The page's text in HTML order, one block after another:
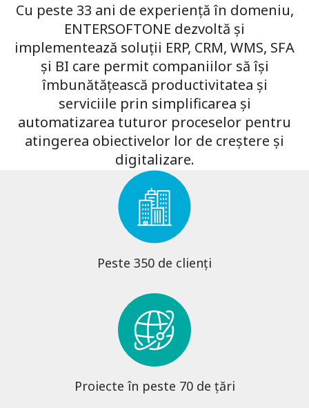
Cu peste 33 ani de experienţă în domeniu,
ENTERSOFTONE dezvoltă și
implementează soluții ERP, CRM, WMS, SFA
și BI care permit companiilor să își
îmbunătățească productivitatea și
serviciile prin simplificarea și
automatizarea tuturor proceselor pentru
atingerea obiectivelor lor de creștere și
digitalizare.
Peste 350 de clienți
Proiecte în peste 70 de țări